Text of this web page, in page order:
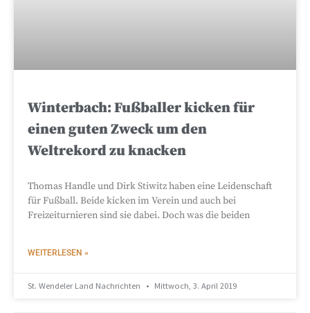
Winterbach: Fußballer kicken für
einen guten Zweck um den
Weltrekord zu knacken
Thomas Handle und Dirk Stiwitz haben eine Leidenschaft
für Fußball. Beide kicken im Verein und auch bei
Freizeiturnieren sind sie dabei. Doch was die beiden
WEITERLESEN »
St. Wendeler Land Nachrichten Mittwoch, 3. April 2019